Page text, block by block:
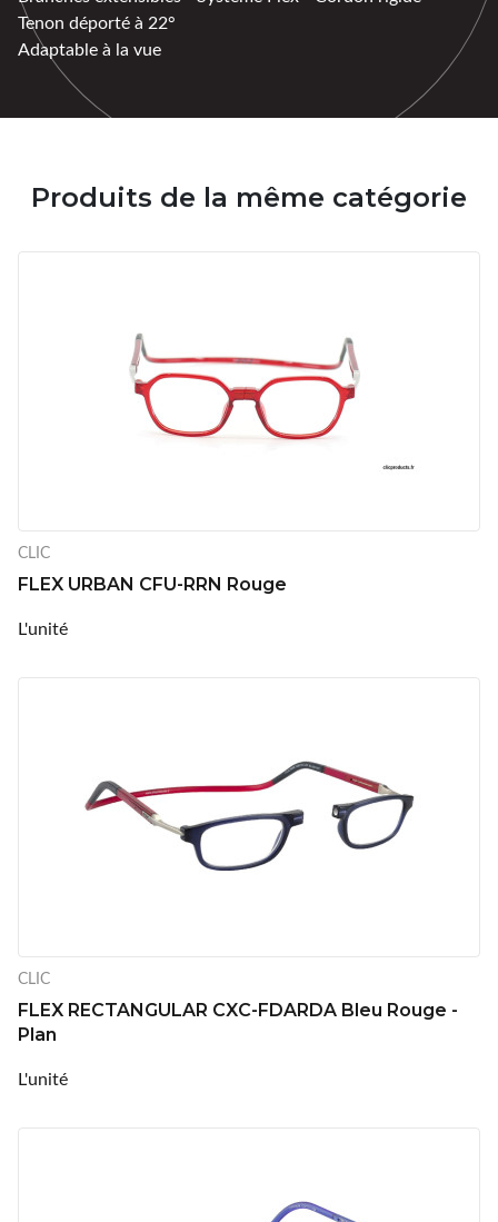
Tenon déporté à 22°
Adaptable à la vue
Produits de la même catégorie
CLIC
FLEX URBAN CFU-RRN Rouge
L'unité
CLIC
FLEX RECTANGULAR CXC-FDARDA Bleu Rouge -
Plan
L'unité